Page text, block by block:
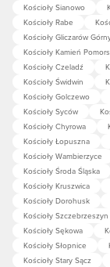
Kościoły Sianowo
Kościoły Rabe
Kościoły Gliczarów
Kościoły Kamień
Kościoły Czeladź
Kościoły Świdwin
Kościoły Golczewo
Kościoły Syców
Kościoły Chyrowa
Kościoły Łopuszna
Kościoły Wambierzyce
Kościoły Środa Śląska
Kościoły Kruszwica
Kościoły Dorohusk
Kościoły Szczebrzeszyn
Kościoły Sękowa
Kościoły Słopnice
Kościoły Stary Sącz